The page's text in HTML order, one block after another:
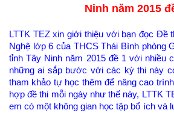
Ninh năm 2015
LTTK TEZ xin giới thiệu với bạn đọc Đề
Nghệ lớp 6 của THCS Thái Bình phòng
tỉnh Tây Ninh năm 2015 đề 1 với nhiều
những ai sắp bước với các kỳ thi này
tham khảo tự học thêm để nâng cao
hợp đề thi mỗi ngày như thế này, LTTK
em có một không gian học tập bổ ích và